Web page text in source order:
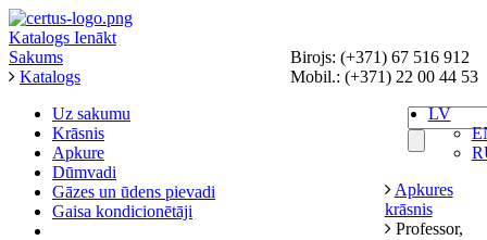
Katalogs Ienākt
Birojs: (+371) 67 516 912
Mobil.: (+371) 22 00 44 53
Uz sakumu
Krāsnis
Apkure
Dūmvadi
Gāzes un ūdens pievadi
Gaisa kondicionētāji
LV
Sakums
Katalogs
Apkures
krāsnis
Professor,